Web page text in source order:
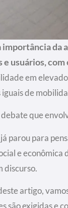
importância da
e usuários,
em
iguais de
debate que
parou para
e econômica
discurso.
artigo,
são exigidas e